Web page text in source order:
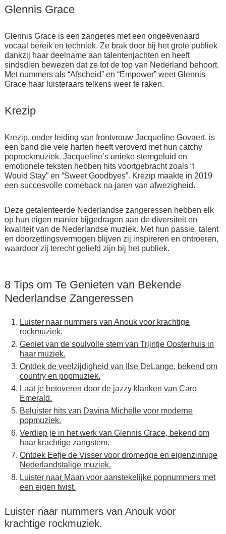
Glennis Grace
Glennis Grace is een zangeres met een ongeëvenaard
vocaal bereik en techniek. Ze brak door bij het grote publiek
dankzij haar deelname aan talentenjachten en heeft
sindsdien bewezen dat ze tot de top van Nederland behoort.
Met nummers als “Afscheid” en “Empower” weet Glennis
Grace haar luisteraars telkens weer te raken.
Krezip
Krezip, onder leiding van frontvrouw Jacqueline Govaert, is
een band die vele harten heeft veroverd met hun catchy
poprockmuziek. Jacqueline’s unieke stemgeluid en
emotionele teksten hebben hits voortgebracht zoals “I
Would Stay” en “Sweet Goodbyes”. Krezip maakte in 2019
een succesvolle comeback na jaren van afwezigheid.
Deze getalenteerde Nederlandse zangeressen hebben elk
op hun eigen manier bijgedragen aan de diversiteit en
kwaliteit van de Nederlandse muziek. Met hun passie, talent
en doorzettingsvermogen blijven zij inspireren en ontroeren,
waardoor zij terecht geliefd zijn bij het publiek.
8 Tips om Te Genieten van Bekende
Nederlandse Zangeressen
Luister naar nummers van Anouk voor krachtige
rockmuziek.
Geniet van de soulvolle stem van Trijntje Oosterhuis in
haar muziek.
Ontdek de veelzijdigheid van Ilse DeLange, bekend om
country en popmuziek.
Laat je betoveren door de jazzy klanken van Caro
Emerald.
Beluister hits van Davina Michelle voor moderne
popmuziek.
Verdiep je in het werk van Glennis Grace, bekend om
haar krachtige zangstem.
Ontdek Eefje de Visser voor dromerige en eigenzinnige
Nederlandstalige muziek.
Luister naar Maan voor aanstekelijke popnummers met
een eigen twist.
Luister naar nummers van Anouk voor
krachtige rockmuziek.